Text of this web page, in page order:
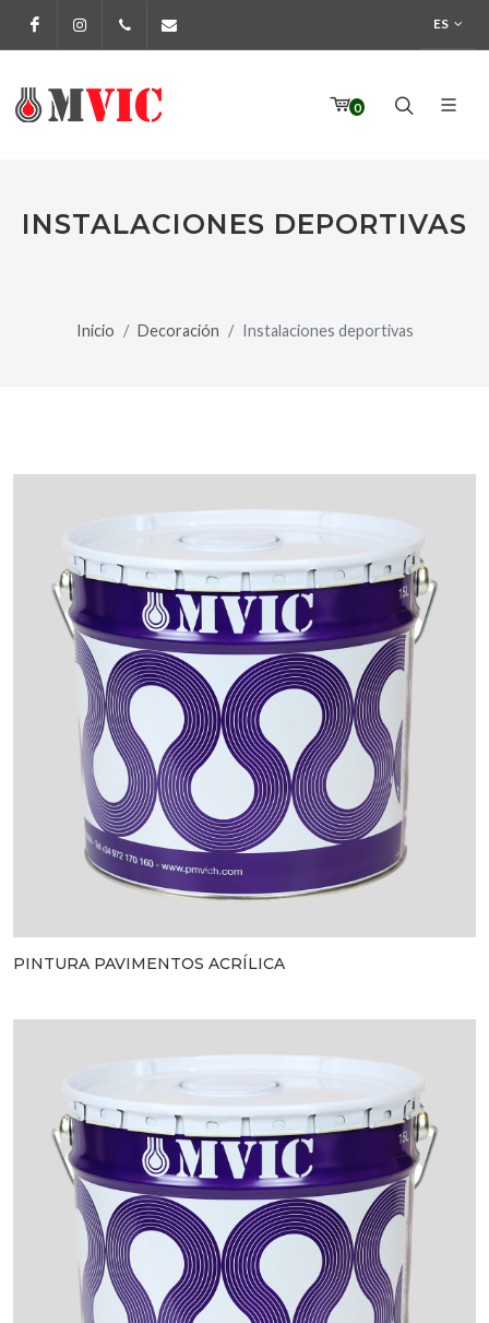
FacebookInstagram972 170 160 ES
0
INSTALACIONES DEPORTIVAS
Inicio Decoración Instalaciones deportivas
PINTURA PAVIMENTOS ACRÍLICA